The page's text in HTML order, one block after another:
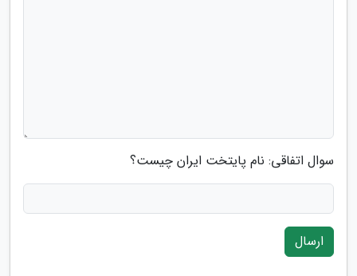
سوال اتفاقی: نام پایتخت ایران چیست؟
ارسال